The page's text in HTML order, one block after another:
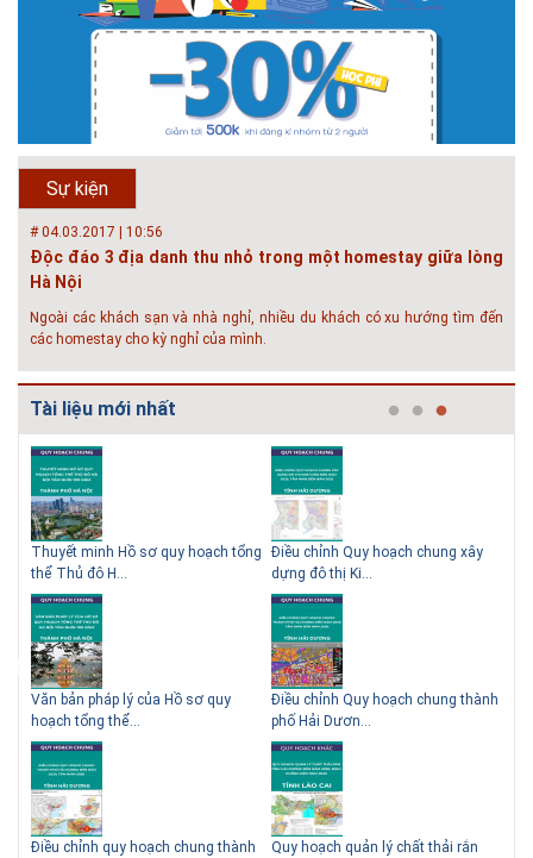
Sự kiện
minh. Vi...
# 23.06.2018 | 15:37
Hội thảo về sàn bê tông chất lượng cao tại Hà Nội và TP Hồ
Chí Minh
Hội thảo “Sàn bê tông chất lượng cao – công nghệ mới nhất tại Châu Âu
& Mỹ và các vấn đề áp dụng tại Việt Nam” được tổ chức bởi HOUSELINK
sẽ diễn ra vào 14h00 ngày 26/06/2018 tại Khách sạn Pan Pacific, Hà Nội
và ngày 28/...
# 04.03.2017 | 10:56
Độc đáo 3 địa danh thu nhỏ trong một homestay giữa lòng
Hà Nội
Ngoài các khách sạn và nhà nghỉ, nhiều du khách có xu hướng tìm đến
các homestay cho kỳ nghỉ của mình.
# 05.04.2025 | 17:16
Tuyển sinh 2025, Khoa kỹ thuật hạ tầng và môi trường đô thị
- Đại học Kiến trúc...
Thông tin tuyển sinh đại học 2025 Khoa kỹ thuật hạ tầng và môi trường
đô thị - Đại học Kiến trúc Hà Nội Tuyển sinh đại học với 280 chỉ tiêu, thời
gian đào tạo 4,5 năm
Tài liệu mới nhất
Thuyết minh Hồ sơ quy hoạch tổng
thể Thủ đô H...
Văn bản pháp lý của Hồ sơ quy
hoạch tổng thể...
Điều chỉnh quy hoạch chung thành
Điều chỉnh Quy hoạch chung xây
dựng đô thị Ki...
Điều chỉnh Quy hoạch chung thành
phố Hải Dươn...
Quy hoạch quản lý chất thải rắn